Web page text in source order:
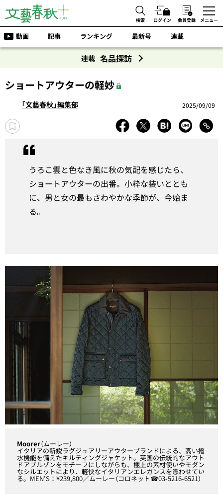
検索 ログイン 会員登録 メニュー
動画 記事 ランキング 最新号 連載
連載 名品探訪
ショートアウターの軽妙
「文藝春秋」編集部 2025/09/09
うろこ雲と色なき風に秋の気配を感じたら、
ショートアウターの出番。小粋な装いととも
に、男と女の最もさわやかな季節が、今始ま
る。
Moorer（ムーレー）
イタリアの新鋭ラグジュアリーアウターブランドによる、高い撥
水機能を備えたキルティングジャケット。英国の伝統的なアウト
ドアブルゾンをモチーフにしながらも、極上の素材使いやモダン
なシルエットにより、軽快なイタリアンエレガンスを漂わせてい
る。MEN’S：¥239,800／ムーレー（コロネット☎03-5216-6521）